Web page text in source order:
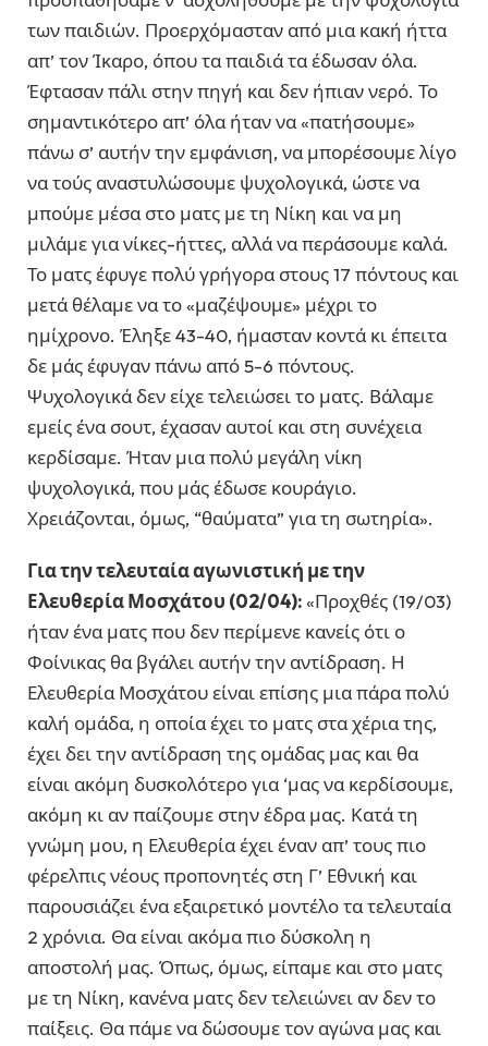
των παιδιών. Προερχόμασταν από μια κακή ήττα
απ’ τον Ίκαρο, όπου τα παιδιά τα έδωσαν όλα.
Έφτασαν πάλι στην πηγή και δεν ήπιαν νερό. Το
σημαντικότερο απ’ όλα ήταν να «πατήσουμε»
πάνω σ’ αυτήν την εμφάνιση, να μπορέσουμε λίγο
να τούς αναστυλώσουμε ψυχολογικά, ώστε να
μπούμε μέσα στο ματς με τη Νίκη και να μη
μιλάμε για νίκες-ήττες, αλλά να περάσουμε καλά.
Το ματς έφυγε πολύ γρήγορα στους 17 πόντους και
μετά θέλαμε να το «μαζέψουμε» μέχρι το
ημίχρονο. Έληξε 43-40, ήμασταν κοντά κι έπειτα
δε μάς έφυγαν πάνω από 5-6 πόντους.
Ψυχολογικά δεν είχε τελειώσει το ματς. Βάλαμε
εμείς ένα σουτ, έχασαν αυτοί και στη συνέχεια
κερδίσαμε. Ήταν μια πολύ μεγάλη νίκη
ψυχολογικά, που μάς έδωσε κουράγιο.
Χρειάζονται, όμως, “θαύματα” για τη σωτηρία».
Για την τελευταία αγωνιστική με την
Ελευθερία Μοσχάτου (02/04):«Προχθές (19/03)
ήταν ένα ματς που δεν περίμενε κανείς ότι ο
Φοίνικας θα βγάλει αυτήν την αντίδραση. Η
Ελευθερία Μοσχάτου είναι επίσης μια πάρα πολύ
καλή ομάδα, η οποία έχει το ματς στα χέρια της,
έχει δει την αντίδραση της ομάδας μας και θα
είναι ακόμη δυσκολότερο για ‘μας να κερδίσουμε,
ακόμη κι αν παίζουμε στην έδρα μας. Κατά τη
γνώμη μου, η Ελευθερία έχει έναν απ’ τους πιο
φέρελπις νέους προπονητές στη Γ’ Εθνική και
παρουσιάζει ένα εξαιρετικό μοντέλο τα τελευταία
2 χρόνια. Θα είναι ακόμα πιο δύσκολη η
αποστολή μας. Όπως, όμως, είπαμε και στο ματς
με τη Νίκη, κανένα ματς δεν τελειώνει αν δεν το
παίξεις. Θα πάμε να δώσουμε τον αγώνα μας και